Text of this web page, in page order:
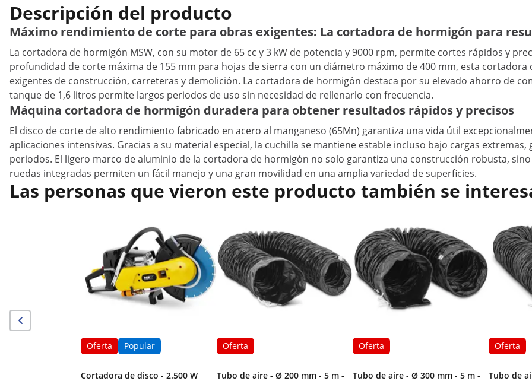
Descripción del producto
Máximo rendimiento de corte para obras exigentes: La cortadora de hormigón para
La cortadora de hormigón MSW, con su motor de 65 cc y 3 kW de potencia y 9000 rpm, permite cortes rápidos y
profundidad de corte máxima de 155 mm para hojas de sierra con un diámetro máximo de 400 mm, esta
exigentes de construcción, carreteras y demolición. La cortadora de hormigón destaca por su elevado ahorro de
tanque de 1,6 litros permite largos periodos de uso sin necesidad de rellenarlo con frecuencia.
Máquina cortadora de hormigón duradera para obtener resultados rápidos y precisos
El disco de corte de alto rendimiento fabricado en acero al manganeso (65Mn) garantiza una vida útil
aplicaciones intensivas. Gracias a su material especial, la cuchilla se mantiene estable incluso bajo cargas
periodos. El ligero marco de aluminio de la cortadora de hormigón no solo garantiza una construcción robusta,
ruedas integradas permiten un fácil manejo y una gran movilidad en una amplia variedad de superficies.
Las personas que vieron este producto también se
Oferta Popular
Cortadora de disco - 2.500 W
Oferta
Tubo de aire - Ø 200 mm - 5 m -
Oferta
Tubo de aire - Ø 300 mm - 5 m -
Oferta
Tubo de